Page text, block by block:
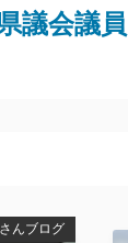
議会議
んブログ